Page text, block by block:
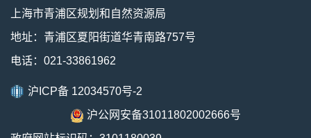
上海市青浦区规划和自然资源局
地址：青浦区夏阳街道华青南路757号
电话：021-33861962
沪ICP备 12034570号-2
沪公网安备31011802002666号